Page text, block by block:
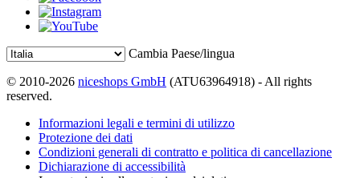
Cambia Paese/lingua
© 2010-2026 niceshops GmbH (ATU63964918) - All rights
reserved.
Informazioni legali e termini di utilizzo
Protezione dei dati
Condizioni generali di contratto e politica di cancellazione
Dichiarazione di accessibilità